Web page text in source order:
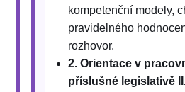
kompetenční modely,
pravidelného
rozhovor.
2. Orientace v
příslušné legislativě